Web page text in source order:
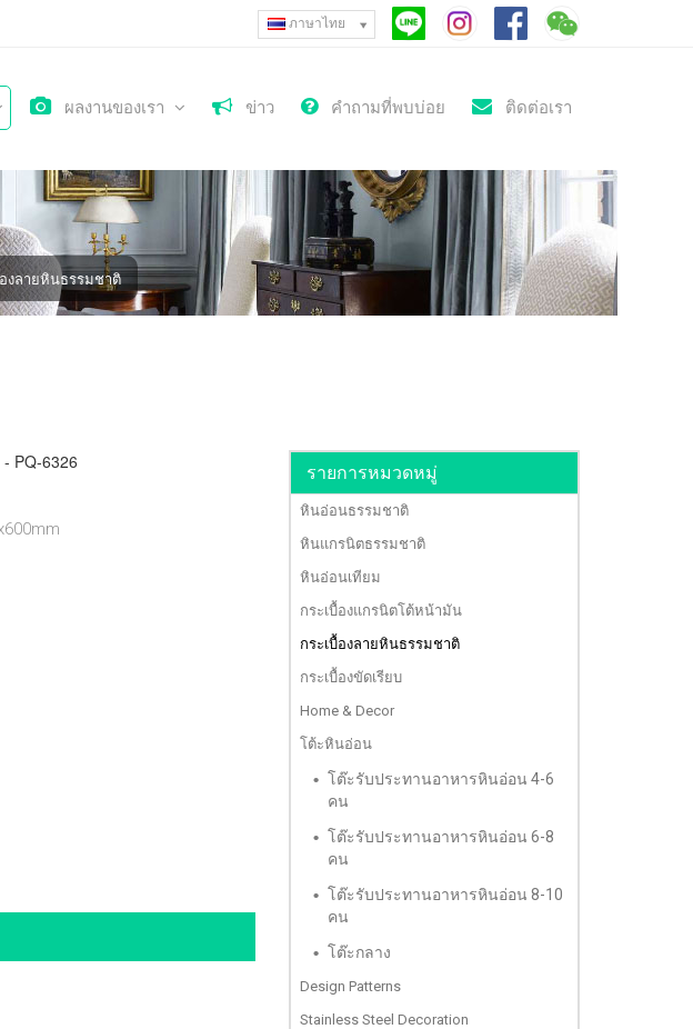
ภาษาไทย
ผลงานของเรา ข่าว คำถามที่พบบ่อย ติดต่อเรา
งลายหินธรรมชาติ
PQ-6326
รายการหมวดหมู่
หินอ่อนธรรมชาติ
หินแกรนิตธรรมชาติ
หินอ่อนเทียม
กระเบื้องแกรนิตโต้หน้ามัน
กระเบื้องลายหินธรรมชาติ
กระเบื้องขัดเรียบ
Home & Decor
โต้ะหินอ่อน
โต๊ะรับประทานอาหารหินอ่อน 4-6
คน
โต๊ะรับประทานอาหารหินอ่อน 6-8
คน
โต๊ะรับประทานอาหารหินอ่อน 8-10
คน
โต๊ะกลาง
Design Patterns
Stainless Steel Decoration